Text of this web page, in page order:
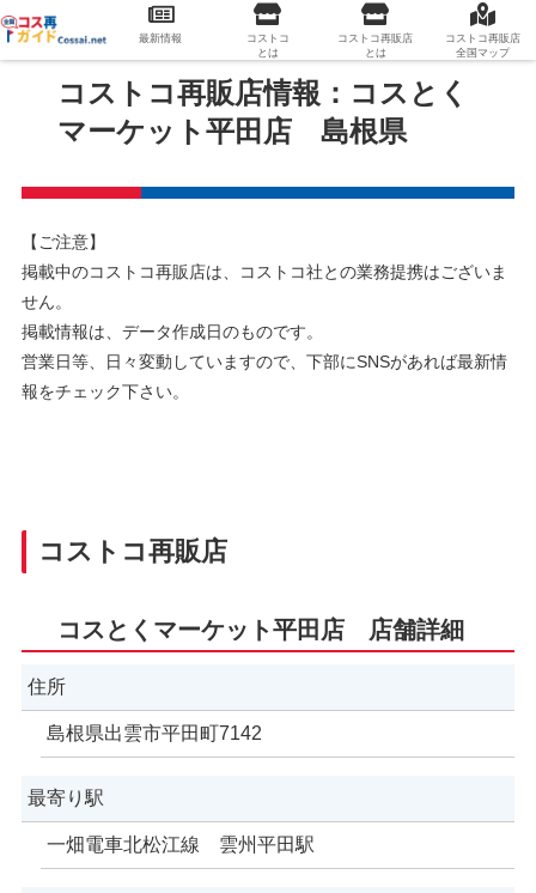
コストコ再販店情報：コスとく
マーケット平田店 島根県
【ご注意】
掲載中のコストコ再販店は、コストコ社との業務提携はございま
せん。
掲載情報は、データ作成日のものです。
営業日等、日々変動していますので、下部にSNSがあれば最新情
報をチェック下さい。
コストコ再販店
コスとくマーケット平田店 店舗詳細
住所
島根県出雲市平田町7142
最寄り駅
一畑電車北松江線 雲州平田駅
最新情報
コストコ
とは
コストコ再販店
とは
コストコ再販店
全国マップ